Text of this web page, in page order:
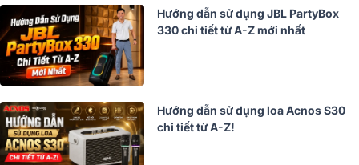
Hướng dẫn sử dụng JBL PartyBox
330 chi tiết từ A-Z mới nhất
Hướng dẫn sử dụng loa Acnos S30
chi tiết từ A-Z!